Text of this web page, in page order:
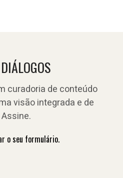
curadoria de conteúdo
visão integrada e de
o seu formulário.